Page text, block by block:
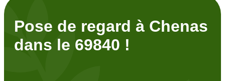
Pose de regard à Chenas
dans le 69840 !